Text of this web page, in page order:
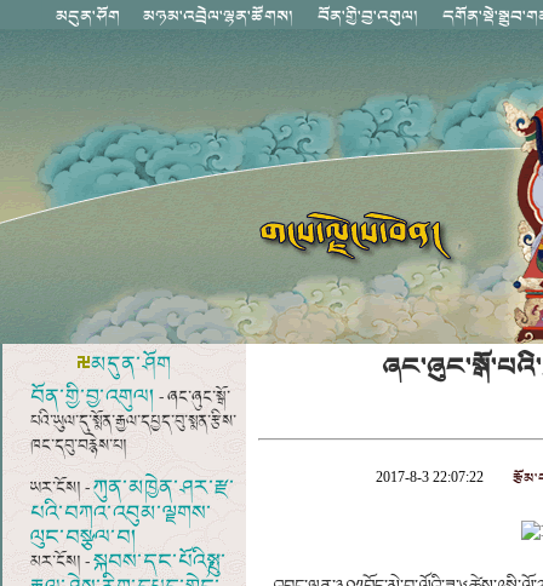
མདུན་ཤོག
བོན་གྱི་བྱ་འགུལ། - ཞང་ཞུང་སྒོ་
པའི་ཡུལ་དུ་སྨོན་རྒྱལ་དཔྱད་བུ་སྨན་རྩིས་
ཁང་དབུ་བརྙེས་པ།
ཡར་ངོས། -ཀུན་མཁྱེན་ཤར་རྫ་
པའི་བཀའ་འབུམ་ལྗགས་
ལུང་བསྩལ་བ།
མར་ངོས། -སྐབས་དང་པོའི༼སྤུ་
2017-8-3 22:07:22